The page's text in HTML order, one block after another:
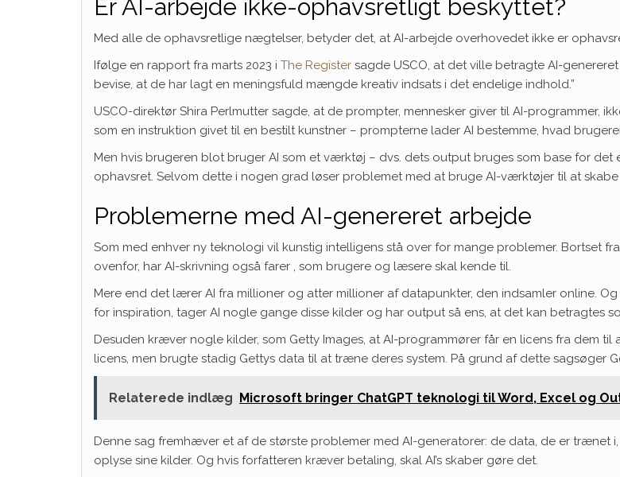
Er AI-arbejde ikke-ophavsretligt beskyttet?
Med alle de ophavsretlige nægtelser, betyder det, at AI-arbejde overhovedet ikke er
Ifølge en rapport fra marts 2023 i The Register sagde USCO, at det ville betragte AI-
bevise, at de har lagt en meningsfuld mængde kreativ indsats i det endelige indhold.”
USCO-direktør Shira Perlmutter sagde, at de prompter, mennesker giver til AI-programmer,
som en instruktion givet til en bestilt kunstner – prompterne lader AI bestemme, hvad
Men hvis brugeren blot bruger AI som et værktøj – dvs. dets output bruges som base for
ophavsret. Selvom dette i nogen grad løser problemet med at bruge AI-værktøjer til at
Problemerne med AI-genereret arbejde
Som med enhver ny teknologi vil kunstig intelligens stå over for mange problemer. Bortset
ovenfor, har AI-skrivning også farer , som brugere og læsere skal kende til.
Mere end det lærer AI fra millioner og atter millioner af datapunkter, den indsamler online.
for inspiration, tager AI nogle gange disse kilder og har output så ens, at det kan betragtes
Desuden kræver nogle kilder, som Getty Images, at AI-programmører får en licens fra dem
licens, men brugte stadig Gettys data til at træne deres system. På grund af dette sagsøger
Relaterede indlæg Microsoft bringer ChatGPT teknologi til Word, Excel og
Denne sag fremhæver et af de største problemer med AI-generatorer: de data, de er trænet
oplyse sine kilder. Og hvis forfatteren kræver betaling, skal AI’s skaber gøre det.